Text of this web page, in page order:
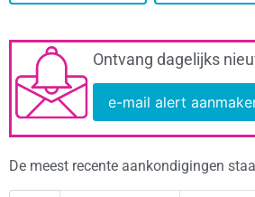
Ontvang dagelijks
e-mail alert
De meest recente aankondigingen